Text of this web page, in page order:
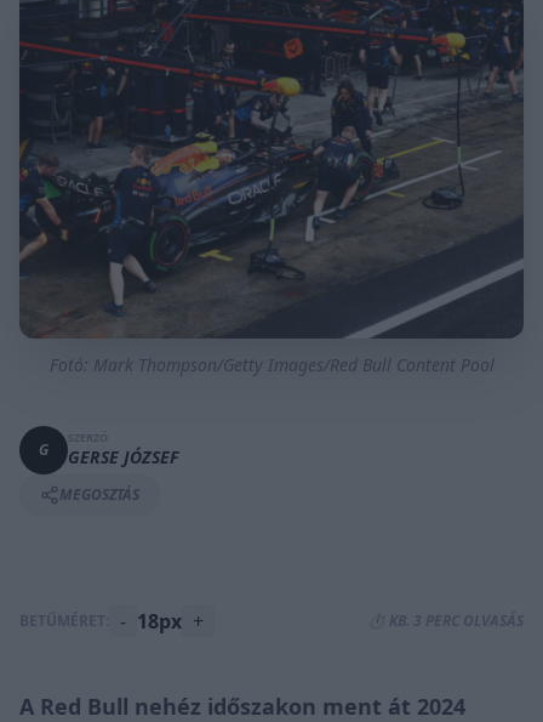
Fotó: Mark Thompson/Getty Images/Red Bull Content Pool
G GERSE JÓZSEF
MEGOSZTÁS
BETŰMÉRET: - 18px + ⏱️ KB. 3 PERC OLVASÁS
A Red Bull nehéz időszakon ment át 2024